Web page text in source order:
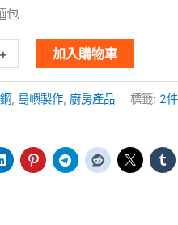
包
+ 加入購物車
, 島嶼製作, 廚房產品 標籤: 2件